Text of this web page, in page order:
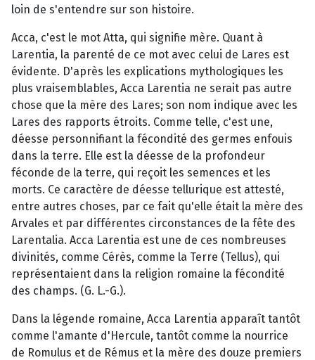
loin de s'entendre sur son histoire.
Acca, c'est le mot Atta, qui signifie mère. Quant à
Larentia, la parenté de ce mot avec celui de Lares est
évidente. D'après les explications mythologiques les
plus vraisemblables, Acca Larentia ne serait pas autre
chose que la mère des Lares; son nom indique avec les
Lares des rapports étroits. Comme telle, c'est une,
déesse personnifiant la fécondité des germes enfouis
dans la terre. Elle est la déesse de la profondeur
féconde de la terre, qui reçoit les semences et les
morts. Ce caractère de déesse tellurique est attesté,
entre autres choses, par ce fait qu'elle était la mère des
Arvales et par différentes circonstances de la fête des
Larentalia. Acca Larentia est une de ces nombreuses
divinités, comme Cérès, comme la Terre (Tellus), qui
représentaient dans la religion romaine la fécondité
des champs. (G. L.-G.).
Dans la légende romaine, Acca Larentia apparaît tantôt
comme l'amante d'Hercule, tantôt comme la nourrice
de Romulus et de Rémus et la mère des douze premiers